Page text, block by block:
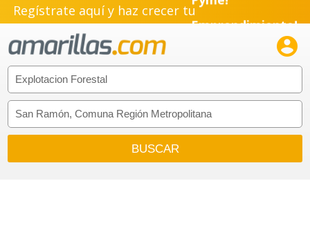
Regístrate aquí y haz crecer tuEmprendimiento!
